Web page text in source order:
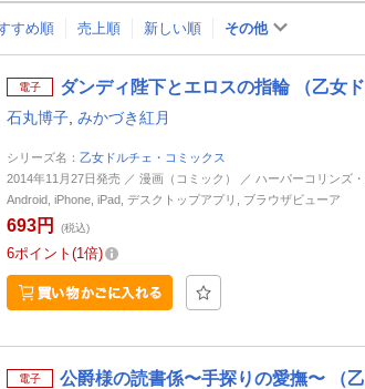
すめ順 売上順 新しい順 その他
電子 ダンディ陛下とエロスの指輪 （乙女
石丸博子 みかづき紅月
シリーズ名： 乙女ドルチェ・コミックス
2014年11月27日発売 ／ 漫画（コミック） ／ ハーパーコリンズ
Android, iPhone, iPad, デスクトップアプリ, ブラウザビューア
693円 (税込)
6ポイント 1倍
電子 公爵様の読書係〜手探りの愛撫〜 （